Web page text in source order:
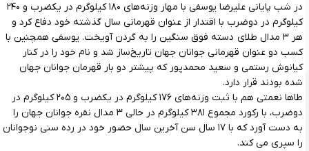
در شب پایانی علیرضا یوسفی با مهار وزنه‌های ۱۸۰ کیلوگرم در یکضرب و ۲۴۰
کیلوگرم در دوضرب با اقتدار از عنوان قهرمانی سال گذشته خود دفاع کرد و
هر ۳ مدال طلای دسته فوق سنگین را به گردن آویخت. یوسفی همچنین با
کسب دو عنوان قهرمانی جوانان جهان تاریخ‌ساز شد و نام خود را در کنار
کیانوش رستمی و سعید محمدپور که پیشتر دو بار قهرمان جوانان جهان
شده بودند قرار دارد.
طاها نعمتی هم با ثبت وزنه‌های ۱۷۶ کیلوگرم در یکضرب و ۲۰۵ کیلوگرم در
دوضرب، با رکورد مجموع ۳۸۱ کیلوگرم در حالی ۳ مدال نقره جوانان جهان را
به دست آورد که با ۱۷ سال سن آخرین سال حضور خود در رده سنی نوجوانان
را سپری می کند.